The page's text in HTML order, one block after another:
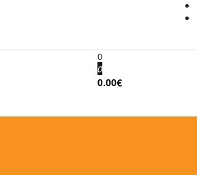
0
0
0.00€